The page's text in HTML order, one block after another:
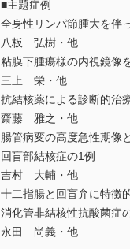
■主題症例
全身性リンパ節腫大を伴
八板 弘樹・他
粘膜下腫瘍様の内視鏡像
三上 栄・他
抗結核薬による診断的治
齋藤 雅之・他
腸管病変の高度急性期像
回盲部結核症の1例
吉村 大輔・他
十二指腸と回盲弁に特徴
消化管非結核性抗酸菌症
永田 尚義・他